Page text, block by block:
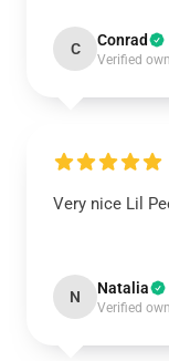
C Conrad
Verified
Very nice Lil
N Natalia
Verified